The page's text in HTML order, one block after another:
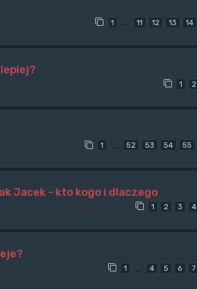
1 … 11 12 13 14
1 2
1 … 52 53 54 55
Jacek - kto kogo i dlaczego
1 2 3 4
1 4 5 6 7